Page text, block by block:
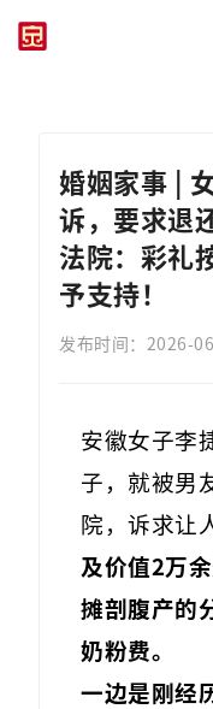
婚姻家事 |
诉，要求退
法院：彩礼
予支持！
发布时间：2026-
安徽女子李
子，就被男
院，诉求让
及价值2万
摊剖腹产的
奶粉费。
一边是刚经